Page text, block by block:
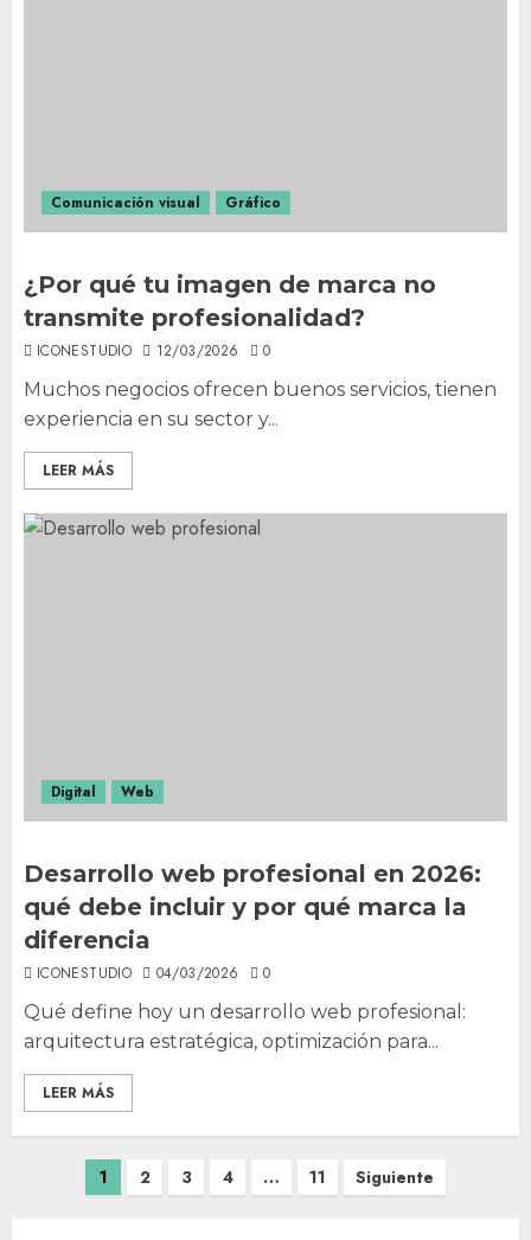
Comunicación visual Gráfico
¿Por qué tu imagen de marca no
transmite profesionalidad?
ICONESTUDIO 12/03/2026 0
Muchos negocios ofrecen buenos servicios, tienen
experiencia en su sector y...
LEER MÁS
Digital Web
Desarrollo web profesional en 2026:
qué debe incluir y por qué marca la
diferencia
ICONESTUDIO 04/03/2026 0
Qué define hoy un desarrollo web profesional:
arquitectura estratégica, optimización para...
LEER MÁS
Paginación
1 2 3 4 … 11 Siguiente